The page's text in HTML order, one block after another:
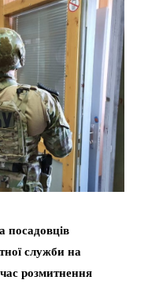
посадовців
служби на
розмитнення